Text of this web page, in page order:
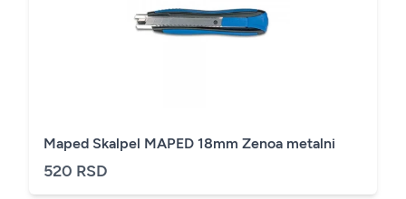
Maped Skalpel MAPED 18mm Zenoa metalni
520 RSD